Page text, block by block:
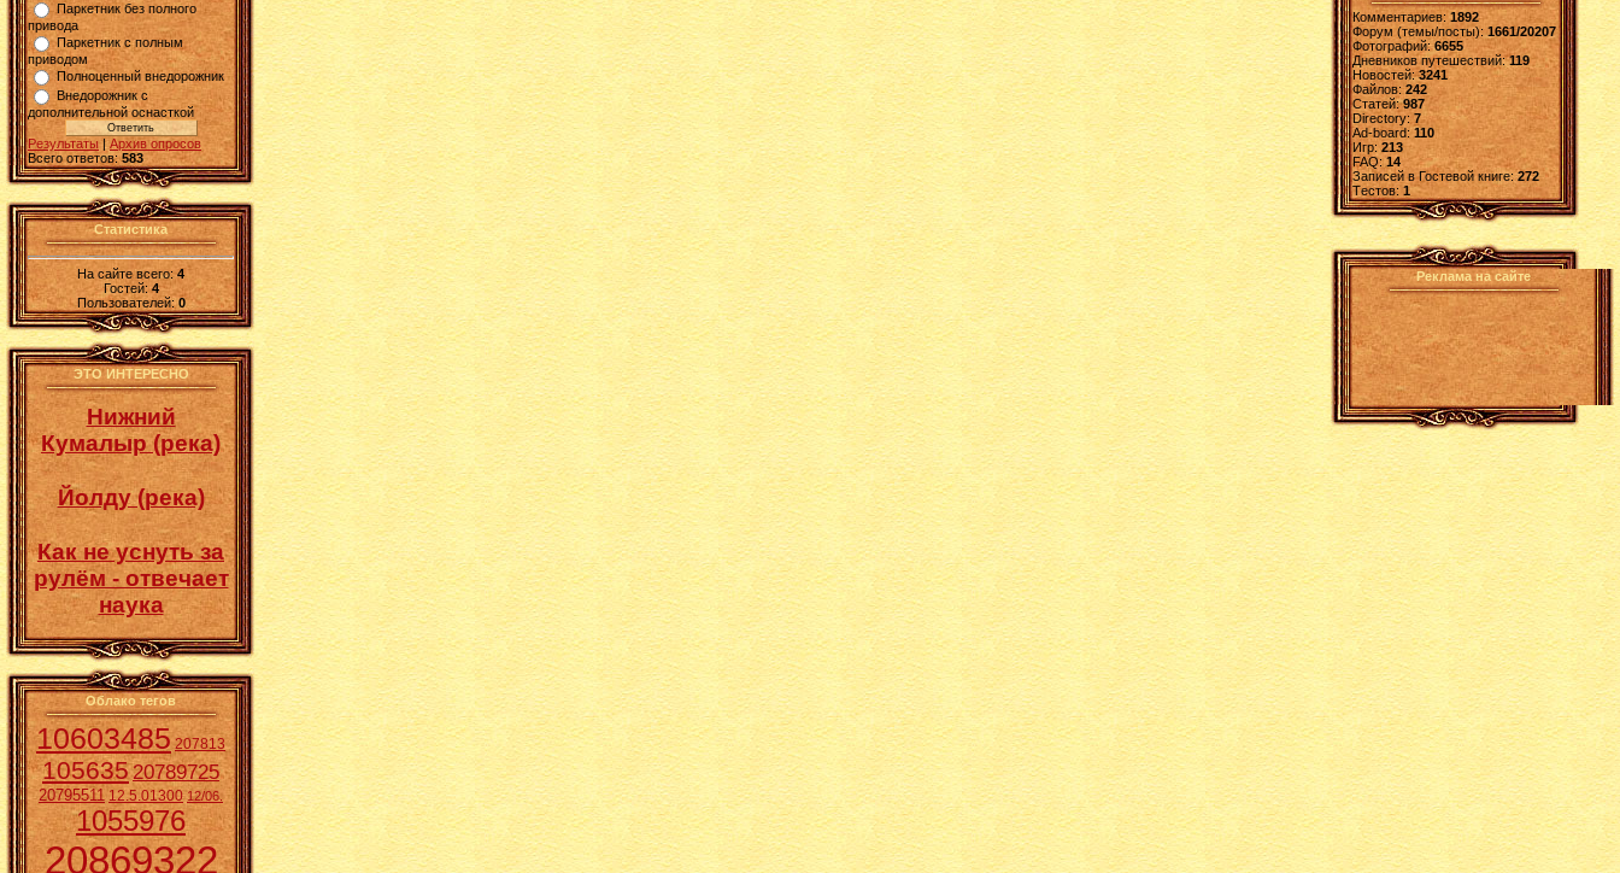
Паркетник без полного
привода
Паркетник с полным
приводом
Полноценный внедорожник
Внедорожник с
дополнительной оснасткой
Результаты |Архив опросов
Всего ответов:583
Статистика
На сайте всего:4
Гостей:4
Пользователей: 0
ЭТО ИНТЕРЕСНО
Нижний
Кумалыр (река)
Йолду (река)
Как не уснуть за
рулём - отвечает
наука
Облако тегов
10603485 207813
10563520789725
20795511 12.5.01300 12/06.
1055976
20869322
Комментариев: 1892
Форум (темы/посты):1661/20207
Фотографий:6655
Дневников путешествий:119
Новостей:3241
Файлов: 242
Статей:987
Directory: 7
Ad-board:110
Игр: 213
FAQ:14
Записей в Гостевой книге:272
Tестов: 1
Реклама на сайте